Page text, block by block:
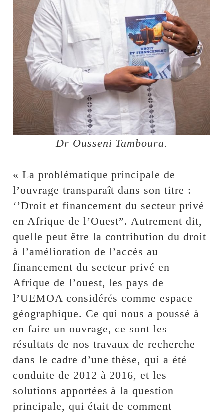
Dr Ousseni Tamboura.
« La problématique principale de
l’ouvrage transparaît dans son titre :
‘’Droit et financement du secteur privé
en Afrique de l’Ouest”. Autrement dit,
quelle peut être la contribution du droit
à l’amélioration de l’accès au
financement du secteur privé en
Afrique de l’ouest, les pays de
l’UEMOA considérés comme espace
géographique. Ce qui nous a poussé à
en faire un ouvrage, ce sont les
résultats de nos travaux de recherche
dans le cadre d’une thèse, qui a été
conduite de 2012 à 2016, et les
solutions apportées à la question
principale, qui était de comment